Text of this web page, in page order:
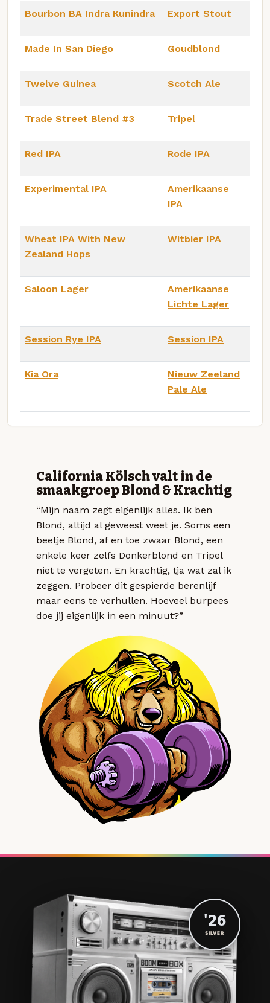
Bourbon BA Indra Kunindra Export Stout
Made In San Diego Goudblond
Twelve Guinea Scotch Ale
Trade Street Blend #3 Tripel
Red IPA Rode IPA
Experimental IPA
Amerikaanse
IPA
Wheat IPA With New
Zealand Hops
Witbier IPA
Saloon Lager
Amerikaanse
Lichte Lager
Session Rye IPA Session IPA
Kia Ora
Nieuw Zeeland
Pale Ale
California Kölsch valt in de
smaakgroep Blond & Krachtig
“Mijn naam zegt eigenlijk alles. Ik ben
Blond, altijd al geweest weet je. Soms een
beetje Blond, af en toe zwaar Blond, een
enkele keer zelfs Donkerblond en Tripel
niet te vergeten. En krachtig, tja wat zal ik
zeggen. Probeer dit gespierde berenlijf
maar eens te verhullen. Hoeveel burpees
doe jij eigenlijk in een minuut?”
'26
SILVER